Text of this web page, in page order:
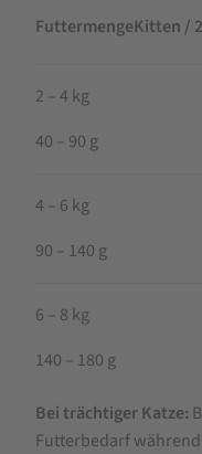
FuttermengeKitten /
2 – 4 kg
40 – 90 g
4 – 6 kg
90 – 140 g
6 – 8 kg
140 – 180 g
Bei trächtiger Katze:
Futterbedarf